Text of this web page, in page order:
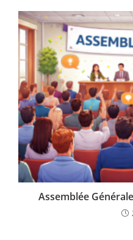
Assemblée